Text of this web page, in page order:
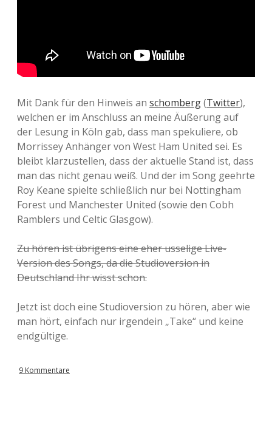
Mit Dank für den Hinweis an schomberg(Twitter),
welchen er im Anschluss an meine Äußerung auf
der Lesung in Köln gab, dass man spekuliere, ob
Morrissey Anhänger von West Ham United sei. Es
bleibt klarzustellen, dass der aktuelle Stand ist, dass
man das nicht genau weiß. Und der im Song geehrte
Roy Keane spielte schließlich nur bei Nottingham
Forest und Manchester United (sowie den Cobh
Ramblers und Celtic Glasgow).
Zu hören ist übrigens eine eher usselige Live-
Version des Songs, da die Studioversion in
Deutschland Ihr wisst schon.
Jetzt ist doch eine Studioversion zu hören, aber wie
man hört, einfach nur irgendein „Take“ und keine
endgültige.
9 Kommentare